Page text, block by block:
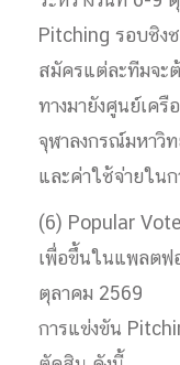
Pitching รอบชิง
สมัครแต่ละทีมจะ
ทางมายังศูนย์เครื
จุฬาลงกรณ์มหาวิ
และค่าใช้จ่ายใน
(6) Popular
เพื่อขึ้นในแพลตฟ
ตุลาคม 2569
การแข่งขัน